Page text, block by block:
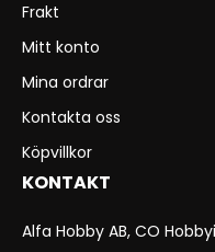
Frakt
Mitt konto
Mina ordrar
Kontakta oss
Köpvillkor
KONTAKT
Alfa Hobby AB, CO